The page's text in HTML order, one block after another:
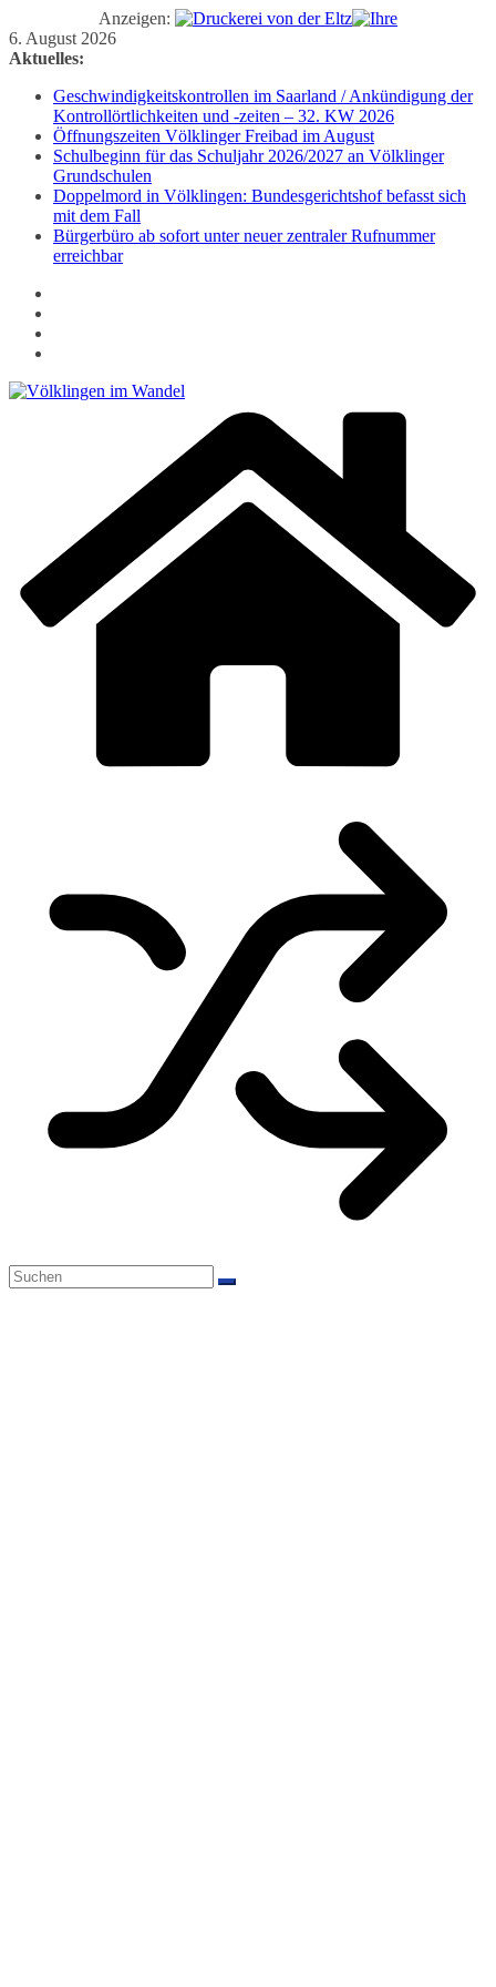
Anzeigen:
Zum
Inhalt
6. August 2026
Aktuelles:
Geschwindigkeitskontrollen im Saarland / Ankündigung der
Kontrollörtlichkeiten und -zeiten – 32. KW 2026
Öffnungszeiten Völklinger Freibad im August
Schulbeginn für das Schuljahr 2026/2027 an Völklinger
Grundschulen
Doppelmord in Völklingen: Bundesgerichtshof befasst sich
mit dem Fall
Bürgerbüro ab sofort unter neuer zentraler Rufnummer
erreichbar